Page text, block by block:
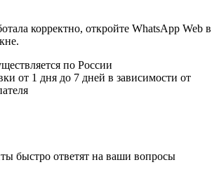
корректно, откройте WhatsApp Web в
по России
от 1 дня до 7 дней в зависимости от
быстро ответят на ваши вопросы